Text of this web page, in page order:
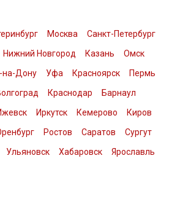
Москва
Санкт-Петербург
Нижний Новгород Казань
Омск
на-Дону Уфа Красноярск
Пермь
Краснодар
Барнаул
Иркутск Кемерово
Киров
Ростов Саратов
Сургут
Ульяновск Хабаровск Ярославль